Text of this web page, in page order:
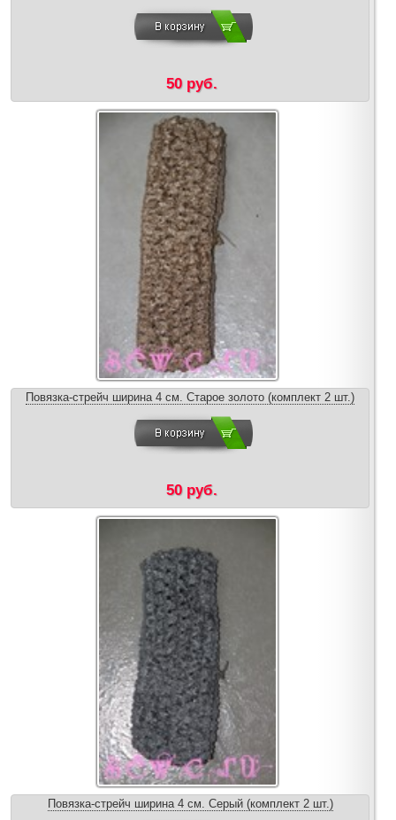
50 руб.
Повязка-стрейч ширина 4 см. Старое золото (комплект 2 шт.)
50 руб.
Повязка-стрейч ширина 4 см. Серый (комплект 2 шт.)